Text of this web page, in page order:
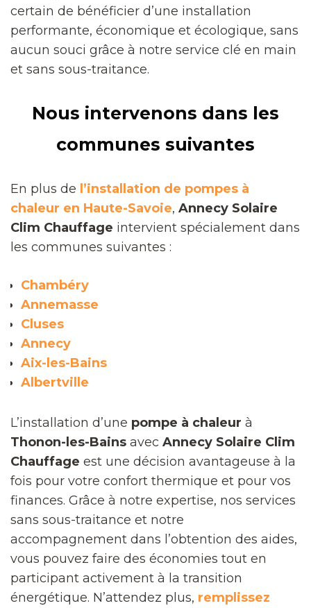
certain de bénéficier d’une installation
performante, économique et écologique, sans
aucun souci grâce à notre service clé en main
et sans sous-traitance.
Nous intervenons dans les
communes suivantes
En plus de l’installation de pompes à
chaleur en Haute-Savoie, Annecy Solaire
Clim Chauffage intervient spécialement dans
les communes suivantes :
Chambéry
Annemasse
Cluses
Annecy
Aix-les-Bains
Albertville
L’installation d’une pompe à chaleur à
Thonon-les-Bains avec Annecy Solaire Clim
Chauffage est une décision avantageuse à la
fois pour votre confort thermique et pour vos
finances. Grâce à notre expertise, nos services
sans sous-traitance et notre
accompagnement dans l’obtention des aides,
vous pouvez faire des économies tout en
participant activement à la transition
énergétique. N’attendez plus, remplissez